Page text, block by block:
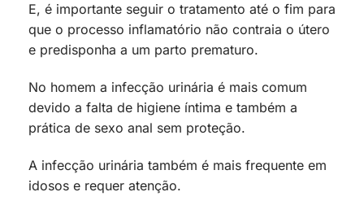
E, é importante seguir o tratamento até o fim para
que o processo inflamatório não contraia o útero
e predisponha a um parto prematuro.
No homem a infecção urinária é mais comum
devido a falta de higiene íntima e também a
prática de sexo anal sem proteção.
A infecção urinária também é mais frequente em
idosos e requer atenção.